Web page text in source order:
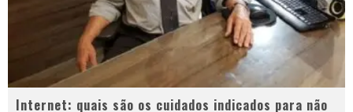
Internet: quais são os cuidados indicados para não